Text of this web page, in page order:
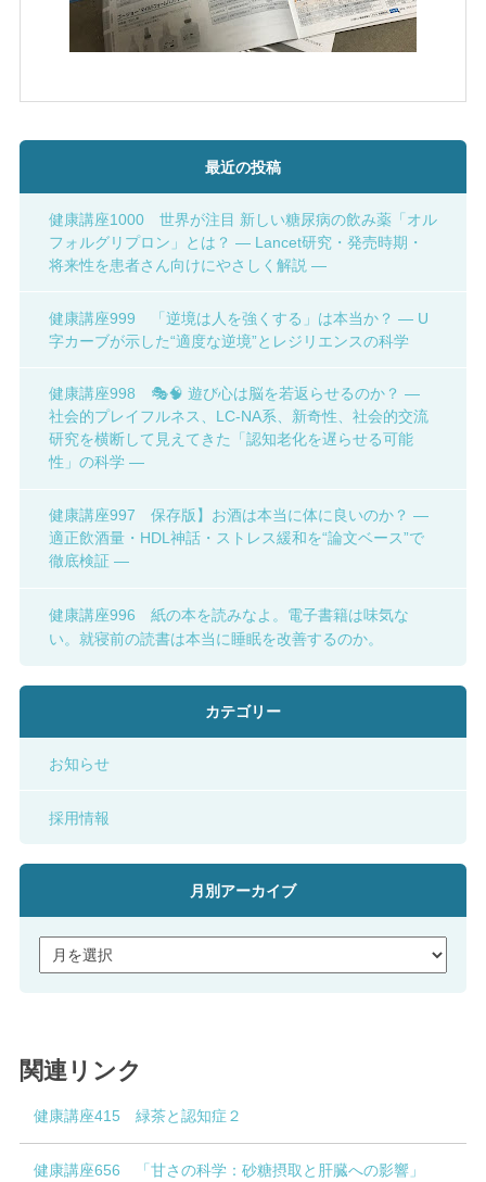
最近の投稿
健康講座1000 世界が注目 新しい糖尿病の飲み薬「オル
フォルグリプロン」とは？ ― Lancet研究・発売時期・
将来性を患者さん向けにやさしく解説 ―
健康講座999 「逆境は人を強くする」は本当か？ ― U
字カーブが示した“適度な逆境”とレジリエンスの科学
健康講座998 🎭🧠 遊び心は脳を若返らせるのか？ ―
社会的プレイフルネス、LC-NA系、新奇性、社会的交流
研究を横断して見えてきた「認知老化を遅らせる可能
性」の科学 ―
健康講座997 保存版】お酒は本当に体に良いのか？ ―
適正飲酒量・HDL神話・ストレス緩和を“論文ベース”で
徹底検証 ―
健康講座996 紙の本を読みなよ。電子書籍は味気な
い。就寝前の読書は本当に睡眠を改善するのか。
カテゴリー
お知らせ
採用情報
月別アーカイブ
関連リンク
健康講座415 緑茶と認知症２
健康講座656 「甘さの科学：砂糖摂取と肝臓への影響」